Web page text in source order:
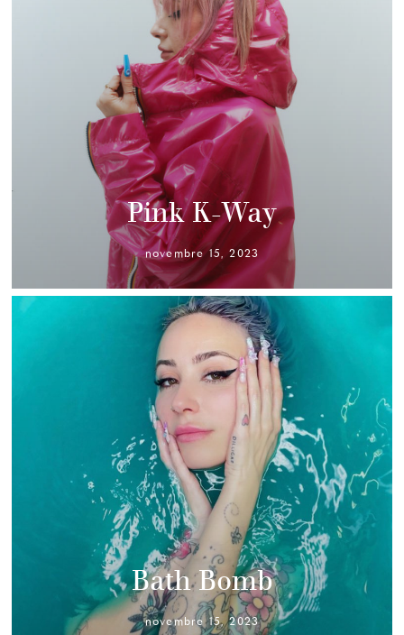
Pink K-Way
novembre 15, 2023
Bath Bomb
novembre 15, 2023